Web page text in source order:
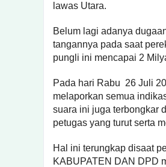
lawas Utara.
Belum lagi adanya
tangannya pada saat
pungli ini mencapai 2
Pada hari Rabu 26 Juli
melaporkan semua
suara ini juga terbongkar
petugas yang turut serta
Hal ini terungkap disaat
KABUPATEN DAN DPD